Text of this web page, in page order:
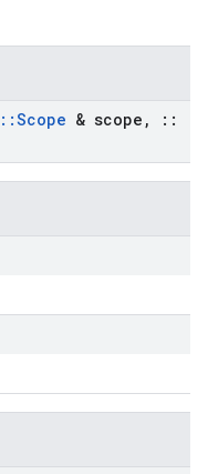
::Scope & scope ,
::